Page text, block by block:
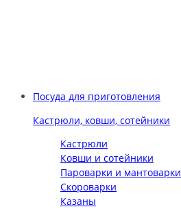
Посуда для приготовления
Кастрюли, ковши, сотейники
Кастрюли
Ковши и сотейники
Пароварки и мантоварки
Скороварки
Казаны